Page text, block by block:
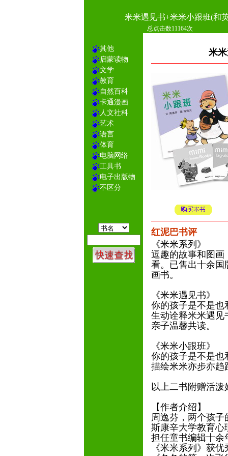
米米遇见书+米米小跟班(和
总点击数11164次
其他
启蒙读物
文学
教育
自然百科
卡通漫画
人文社科
艺术
语言
体育
电脑网络
工具书
电子出版物
不区分
米
红泥巴书评
《米米系列》
逗趣的故事和图画
看。已售出十余国
画书。
《米米遇见书》
你的孩子是不是也
生动诠释米米遇见
亲子温馨共读。
《米米小跟班》
你的孩子是不是也
描绘米米亦步亦
以上二书附赠活
【作者介绍】
周逸芬，两个孩
斯康辛大学教育心
担任童书编辑十余
《米米系列》获